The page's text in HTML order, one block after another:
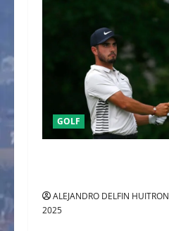
GOLF
ALEJANDRO DELFIN HUITRON
2025